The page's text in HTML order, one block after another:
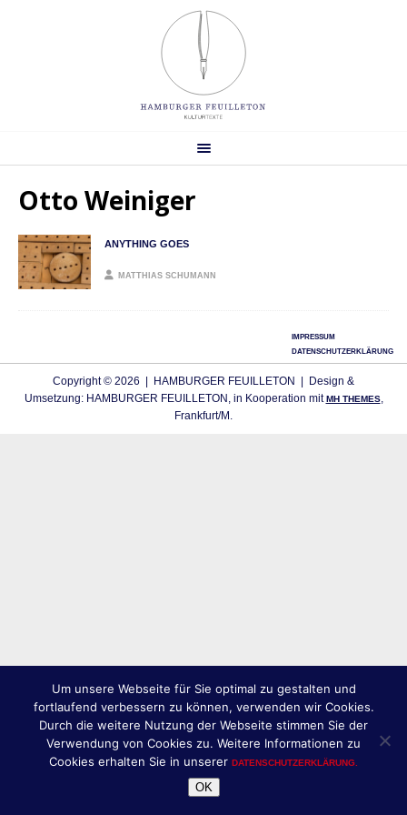
Otto Weiniger
ANYTHING GOES
MATTHIAS SCHUMANN
IMPRESSUM
DATENSCHUTZERKLÄRUNG
Copyright © 2026 | HAMBURGER FEUILLETON | Design &
Umsetzung: HAMBURGER FEUILLETON, in Kooperation mitMH THEMES,
Frankfurt/M.
Um unsere Webseite für Sie optimal zu gestalten und
fortlaufend verbessern zu können, verwenden wir Cookies.
Durch die weitere Nutzung der Webseite stimmen Sie der
Verwendung von Cookies zu. Weitere Informationen zu
Cookies erhalten Sie in unserer DATENSCHUTZERKLÄRUNG.
OK